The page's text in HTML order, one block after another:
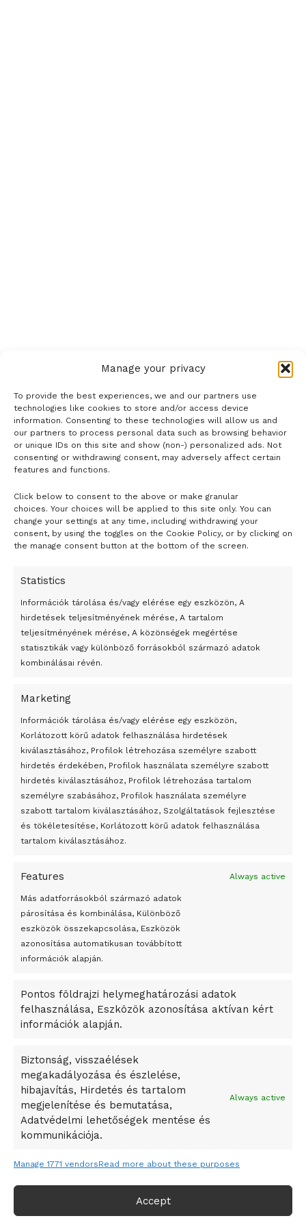
Manage your privacy
To provide the best experiences, we and our partners use
technologies like cookies to store and/or access device
information. Consenting to these technologies will allow us and
our partners to process personal data such as browsing behavior
or unique IDs on this site and show (non-) personalized ads. Not
consenting or withdrawing consent, may adversely affect certain
features and functions.
Click below to consent to the above or make granular
choices. Your choices will be applied to this site only. You can
change your settings at any time, including withdrawing your
consent, by using the toggles on the Cookie Policy, or by clicking on
the manage consent button at the bottom of the screen.
Statistics
Információk tárolása és/vagy elérése egy eszközön, A
hirdetések teljesítményének mérése, A tartalom
teljesítményének mérése, A közönségek megértése
statisztikák vagy különböző forrásokból származó adatok
kombinálásai révén.
Marketing
Információk tárolása és/vagy elérése egy eszközön,
Korlátozott körű adatok felhasználása hirdetések
kiválasztásához, Profilok létrehozása személyre szabott
hirdetés érdekében, Profilok használata személyre szabott
hirdetés kiválasztásához, Profilok létrehozása tartalom
személyre szabásához, Profilok használata személyre
szabott tartalom kiválasztásához, Szolgáltatások fejlesztése
és tökéletesítése, Korlátozott körű adatok felhasználása
tartalom kiválasztásához.
Features Always active
Más adatforrásokból származó adatok
párosítása és kombinálása, Különböző
eszközök összekapcsolása, Eszközök
azonosítása automatikusan továbbított
információk alapján.
Pontos földrajzi helymeghatározási adatok
felhasználása, Eszközök azonosítása aktívan kért
információk alapján.
Biztonság, visszaélések
megakadályozása és észlelése,
hibajavítás, Hirdetés és tartalom
megjelenítése és bemutatása,
Adatvédelmi lehetőségek mentése és
kommunikációja.
Always active
Manage 1771 vendorsRead more about these purposes
Accept
- H I R D E T É S -
Átmenetileg szünetelnek az összecsapások Bahmutnál
Egy vagyonért adták el Banksy művét miután elégették.
Az 1950-ben elhunyt alkotók művei szabadon
felhasználhatóvá válnak
Peking – A visegrádi országok zsidó kulturális örökségét
bemutató fotókiállítás nyílt
Megveszi az osztrák Wienerberger az amerikai Meridian
Bricket
A Startup Campus egyetemi programjainak legjobbjai az
A Ringo Starr új albummal jelentkezik
A Vajdasági Magyar Szövetség államtitkárait kinevezték
Dzsingisz kán hódító hadjárata okozta
Kuramagomedov ötödik, Muszukajev elődöntős – Birkózó
világkupa